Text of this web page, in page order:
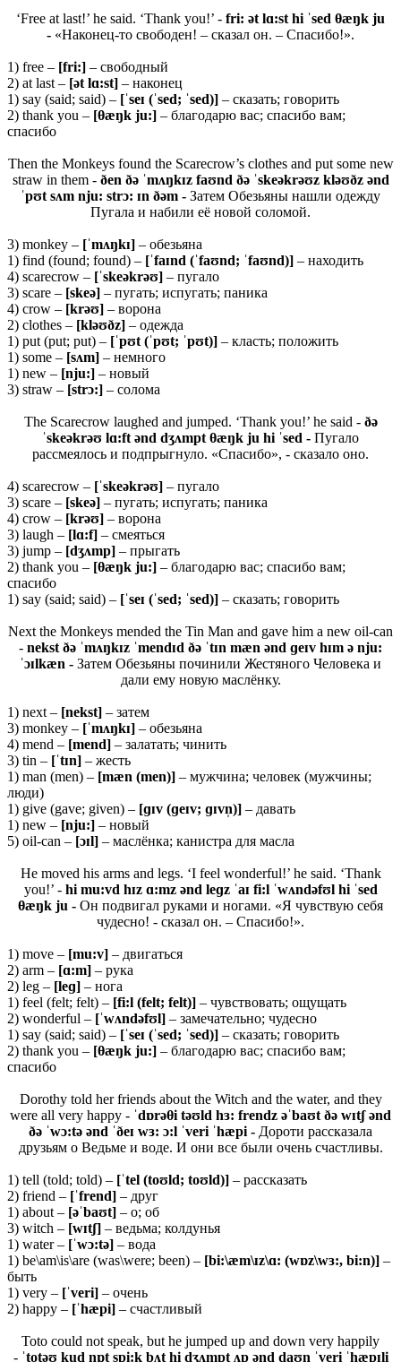
‘Free at last!’ he said. ‘Thank you!’ - fri: ət lɑ:st hi ˈsed θæŋk ju
- «Наконец-то свободен! – сказал он. – Спасибо!».
1) free – [fri:] – свободный
2) at last – [ət lɑ:st] – наконец
1) say (said; said) – [ˈseɪ (ˈsed; ˈsed)] – сказать; говорить
2) thank you – [θæŋk ju:] – благодарю вас; спасибо вам;
спасибо
Then the Monkeys found the Scarecrow’s clothes and put some new
straw in them - ðen ðə ˈmʌŋkɪz faʊnd ðə ˈskeəkrəʊz kləʊðz ənd
ˈpʊt sʌm nju: strɔ: ɪn ðəm - Затем Обезьяны нашли одежду
Пугала и набили её новой соломой.
3) monkey – [ˈmʌŋkɪ] – обезьяна
1) find (found; found) – [ˈfaɪnd (ˈfaʊnd; ˈfaʊnd)] – находить
4) scarecrow – [ˈskeəkrəʊ] – пугало
3) scare – [skeə] – пугать; испугать; паника
4) crow – [krəʊ] – ворона
2) clothes – [kləʊðz] – одежда
1) put (put; put) – [ˈpʊt (ˈpʊt; ˈpʊt)] – класть; положить
1) some – [sʌm] – немного
1) new – [nju:] – новый
3) straw – [strɔ:] – солома
The Scarecrow laughed and jumped. ‘Thank you!’ he said - ðə
ˈskeəkrəʊ lɑ:ft ənd dʒʌmpt θæŋk ju hi ˈsed - Пугало
рассмеялось и подпрыгнуло. «Спасибо», - сказало оно.
4) scarecrow – [ˈskeəkrəʊ] – пугало
3) scare – [skeə] – пугать; испугать; паника
4) crow – [krəʊ] – ворона
3) laugh – [lɑ:f] – смеяться
3) jump – [dʒʌmp] – прыгать
2) thank you – [θæŋk ju:] – благодарю вас; спасибо вам;
спасибо
1) say (said; said) – [ˈseɪ (ˈsed; ˈsed)] – сказать; говорить
Next the Monkeys mended the Tin Man and gave him a new oil-can
- nekst ðə ˈmʌŋkɪz ˈmendɪd ðə ˈtɪn mæn ənd ɡeɪv hɪm ə nju:
ˈɔɪlkæn - Затем Обезьяны починили Жестяного Человека и
дали ему новую маслёнку.
1) next – [nekst] – затем
3) monkey – [ˈmʌŋkɪ] – обезьяна
4) mend – [mend] – залатать; чинить
3) tin – [ˈtɪn] – жесть
1) man (men) – [mæn (men)] – мужчина; человек (мужчины;
люди)
1) give (gave; given) – [ɡɪv (ɡeɪv; ɡɪvn̩)] – давать
1) new – [nju:] – новый
5) oil-can – [ɔɪl] – маслёнка; канистра для масла
He moved his arms and legs. ‘I feel wonderful!’ he said. ‘Thank
you!’ - hi mu:vd hɪz ɑ:mz ənd leɡz ˈaɪ fi:l ˈwʌndəfʊl hi ˈsed
θæŋk ju - Он подвигал руками и ногами. «Я чувствую себя
чудесно! - сказал он. – Спасибо!».
1) move – [mu:v] – двигаться
2) arm – [ɑ:m] – рука
2) leg – [leɡ] – нога
1) feel (felt; felt) – [fi:l (felt; felt)] – чувствовать; ощущать
2) wonderful – [ˈwʌndəfʊl] – замечательно; чудесно
1) say (said; said) – [ˈseɪ (ˈsed; ˈsed)] – сказать; говорить
2) thank you – [θæŋk ju:] – благодарю вас; спасибо вам;
спасибо
Dorothy told her friends about the Witch and the water, and they
were all very happy - ˈdɒrəθi təʊld hɜ: frendz əˈbaʊt ðə wɪtʃ ənd
ðə ˈwɔ:tə ənd ˈðeɪ wɜ: ɔ:l ˈveri ˈhæpi - Дороти рассказала
друзьям о Ведьме и воде. И они все были очень счастливы.
1) tell (told; told) – [ˈtel (toʊld; toʊld)] – рассказать
2) friend – [ˈfrend] – друг
1) about – [əˈbaʊt] – о; об
3) witch – [wɪtʃ] – ведьма; колдунья
1) water – [ˈwɔ:tə] – вода
1) be\am\is\are (was\were; been) – [bi:\æm\ɪz\ɑ: (wɒz\wɜ:, bi:n)] –
быть
1) very – [ˈveri] – очень
2) happy – [ˈhæpi] – счастливый
Toto could not speak, but he jumped up and down very happily
- ˈtotəʊ kud nɒt spi:k bʌt hi dʒʌmpt ʌp ənd daʊn ˈveri ˈhæpɪli